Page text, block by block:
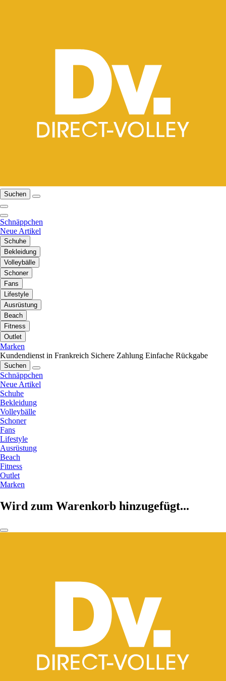
Suchen
Schnäppchen
Neue Artikel
Schuhe
Bekleidung
Volleybälle
Schoner
Fans
Lifestyle
Ausrüstung
Beach
Fitness
Outlet
Marken
Kundendienst in Frankreich Sichere Zahlung Einfache Rückgabe
Suchen
Schnäppchen
Neue Artikel
Schuhe
Bekleidung
Volleybälle
Schoner
Fans
Lifestyle
Ausrüstung
Beach
Fitness
Outlet
Marken
Wird zum Warenkorb hinzugefügt...